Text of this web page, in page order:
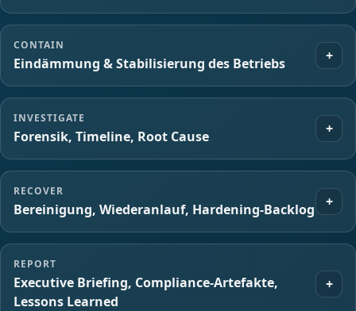
CONTAIN
Eindämmung & Stabilisierung des Betriebs +
INVESTIGATE
Forensik, Timeline, Root Cause +
RECOVER
Bereinigung, Wiederanlauf, Hardening‑Backlog +
REPORT
Executive Briefing, Compliance‑Artefakte,
Lessons Learned
+